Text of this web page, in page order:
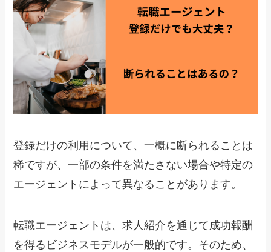
登録だけの利用について、一概に断られることは
稀ですが、一部の条件を満たさない場合や特定の
エージェントによって異なることがあります。
転職エージェントは、求人紹介を通じて成功報酬
を得るビジネスモデルが一般的です。そのため、